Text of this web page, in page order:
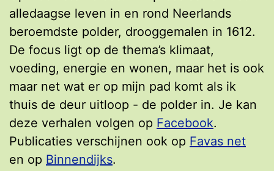
alledaagse leven in en rond Neerlands
beroemdste polder, drooggemalen in 1612.
De focus ligt op de thema’s klimaat,
voeding, energie en wonen, maar het is ook
maar net wat er op mijn pad komt als ik
thuis de deur uitloop - de polder in. Je kan
deze verhalen volgen op Facebook.
Publicaties verschijnen ook op Favas net
en op Binnendijks.